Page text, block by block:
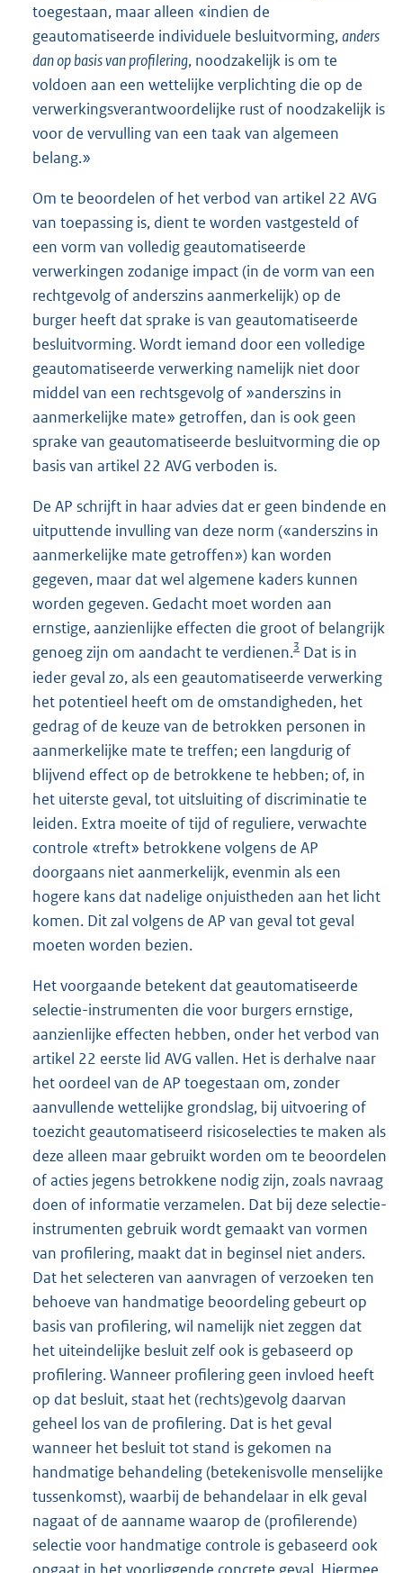
toegestaan, maar alleen «indien de
geautomatiseerde individuele besluitvorming,anders
dan op basis van profilering, noodzakelijk is om te
voldoen aan een wettelijke verplichting die op de
verwerkingsverantwoordelijke rust of noodzakelijk is
voor de vervulling van een taak van algemeen
belang.»
Om te beoordelen of het verbod van artikel 22 AVG
van toepassing is, dient te worden vastgesteld of
een vorm van volledig geautomatiseerde
verwerkingen zodanige impact (in de vorm van een
rechtgevolg of anderszins aanmerkelijk) op de
burger heeft dat sprake is van geautomatiseerde
besluitvorming. Wordt iemand door een volledige
geautomatiseerde verwerking namelijk niet door
middel van een rechtsgevolg of »anderszins in
aanmerkelijke mate» getroffen, dan is ook geen
sprake van geautomatiseerde besluitvorming die op
basis van artikel 22 AVG verboden is.
De AP schrijft in haar advies dat er geen bindende en
uitputtende invulling van deze norm («anderszins in
aanmerkelijke mate getroffen») kan worden
gegeven, maar dat wel algemene kaders kunnen
worden gegeven. Gedacht moet worden aan
ernstige, aanzienlijke effecten die groot of belangrijk
genoeg zijn om aandacht te verdienen.3 Dat is in
ieder geval zo, als een geautomatiseerde verwerking
het potentieel heeft om de omstandigheden, het
gedrag of de keuze van de betrokken personen in
aanmerkelijke mate te treffen; een langdurig of
blijvend effect op de betrokkene te hebben; of, in
het uiterste geval, tot uitsluiting of discriminatie te
leiden. Extra moeite of tijd of reguliere, verwachte
controle «treft» betrokkene volgens de AP
doorgaans niet aanmerkelijk, evenmin als een
hogere kans dat nadelige onjuistheden aan het licht
komen. Dit zal volgens de AP van geval tot geval
moeten worden bezien.
Het voorgaande betekent dat geautomatiseerde
selectie-instrumenten die voor burgers ernstige,
aanzienlijke effecten hebben, onder het verbod van
artikel 22 eerste lid AVG vallen. Het is derhalve naar
het oordeel van de AP toegestaan om, zonder
aanvullende wettelijke grondslag, bij uitvoering of
toezicht geautomatiseerd risicoselecties te maken als
deze alleen maar gebruikt worden om te beoordelen
of acties jegens betrokkene nodig zijn, zoals navraag
doen of informatie verzamelen. Dat bij deze selectie-
instrumenten gebruik wordt gemaakt van vormen
van profilering, maakt dat in beginsel niet anders.
Dat het selecteren van aanvragen of verzoeken ten
behoeve van handmatige beoordeling gebeurt op
basis van profilering, wil namelijk niet zeggen dat
het uiteindelijke besluit zelf ook is gebaseerd op
profilering. Wanneer profilering geen invloed heeft
op dat besluit, staat het (rechts)gevolg daarvan
geheel los van de profilering. Dat is het geval
wanneer het besluit tot stand is gekomen na
handmatige behandeling (betekenisvolle menselijke
tussenkomst), waarbij de behandelaar in elk geval
nagaat of de aanname waarop de (profilerende)
selectie voor handmatige controle is gebaseerd ook